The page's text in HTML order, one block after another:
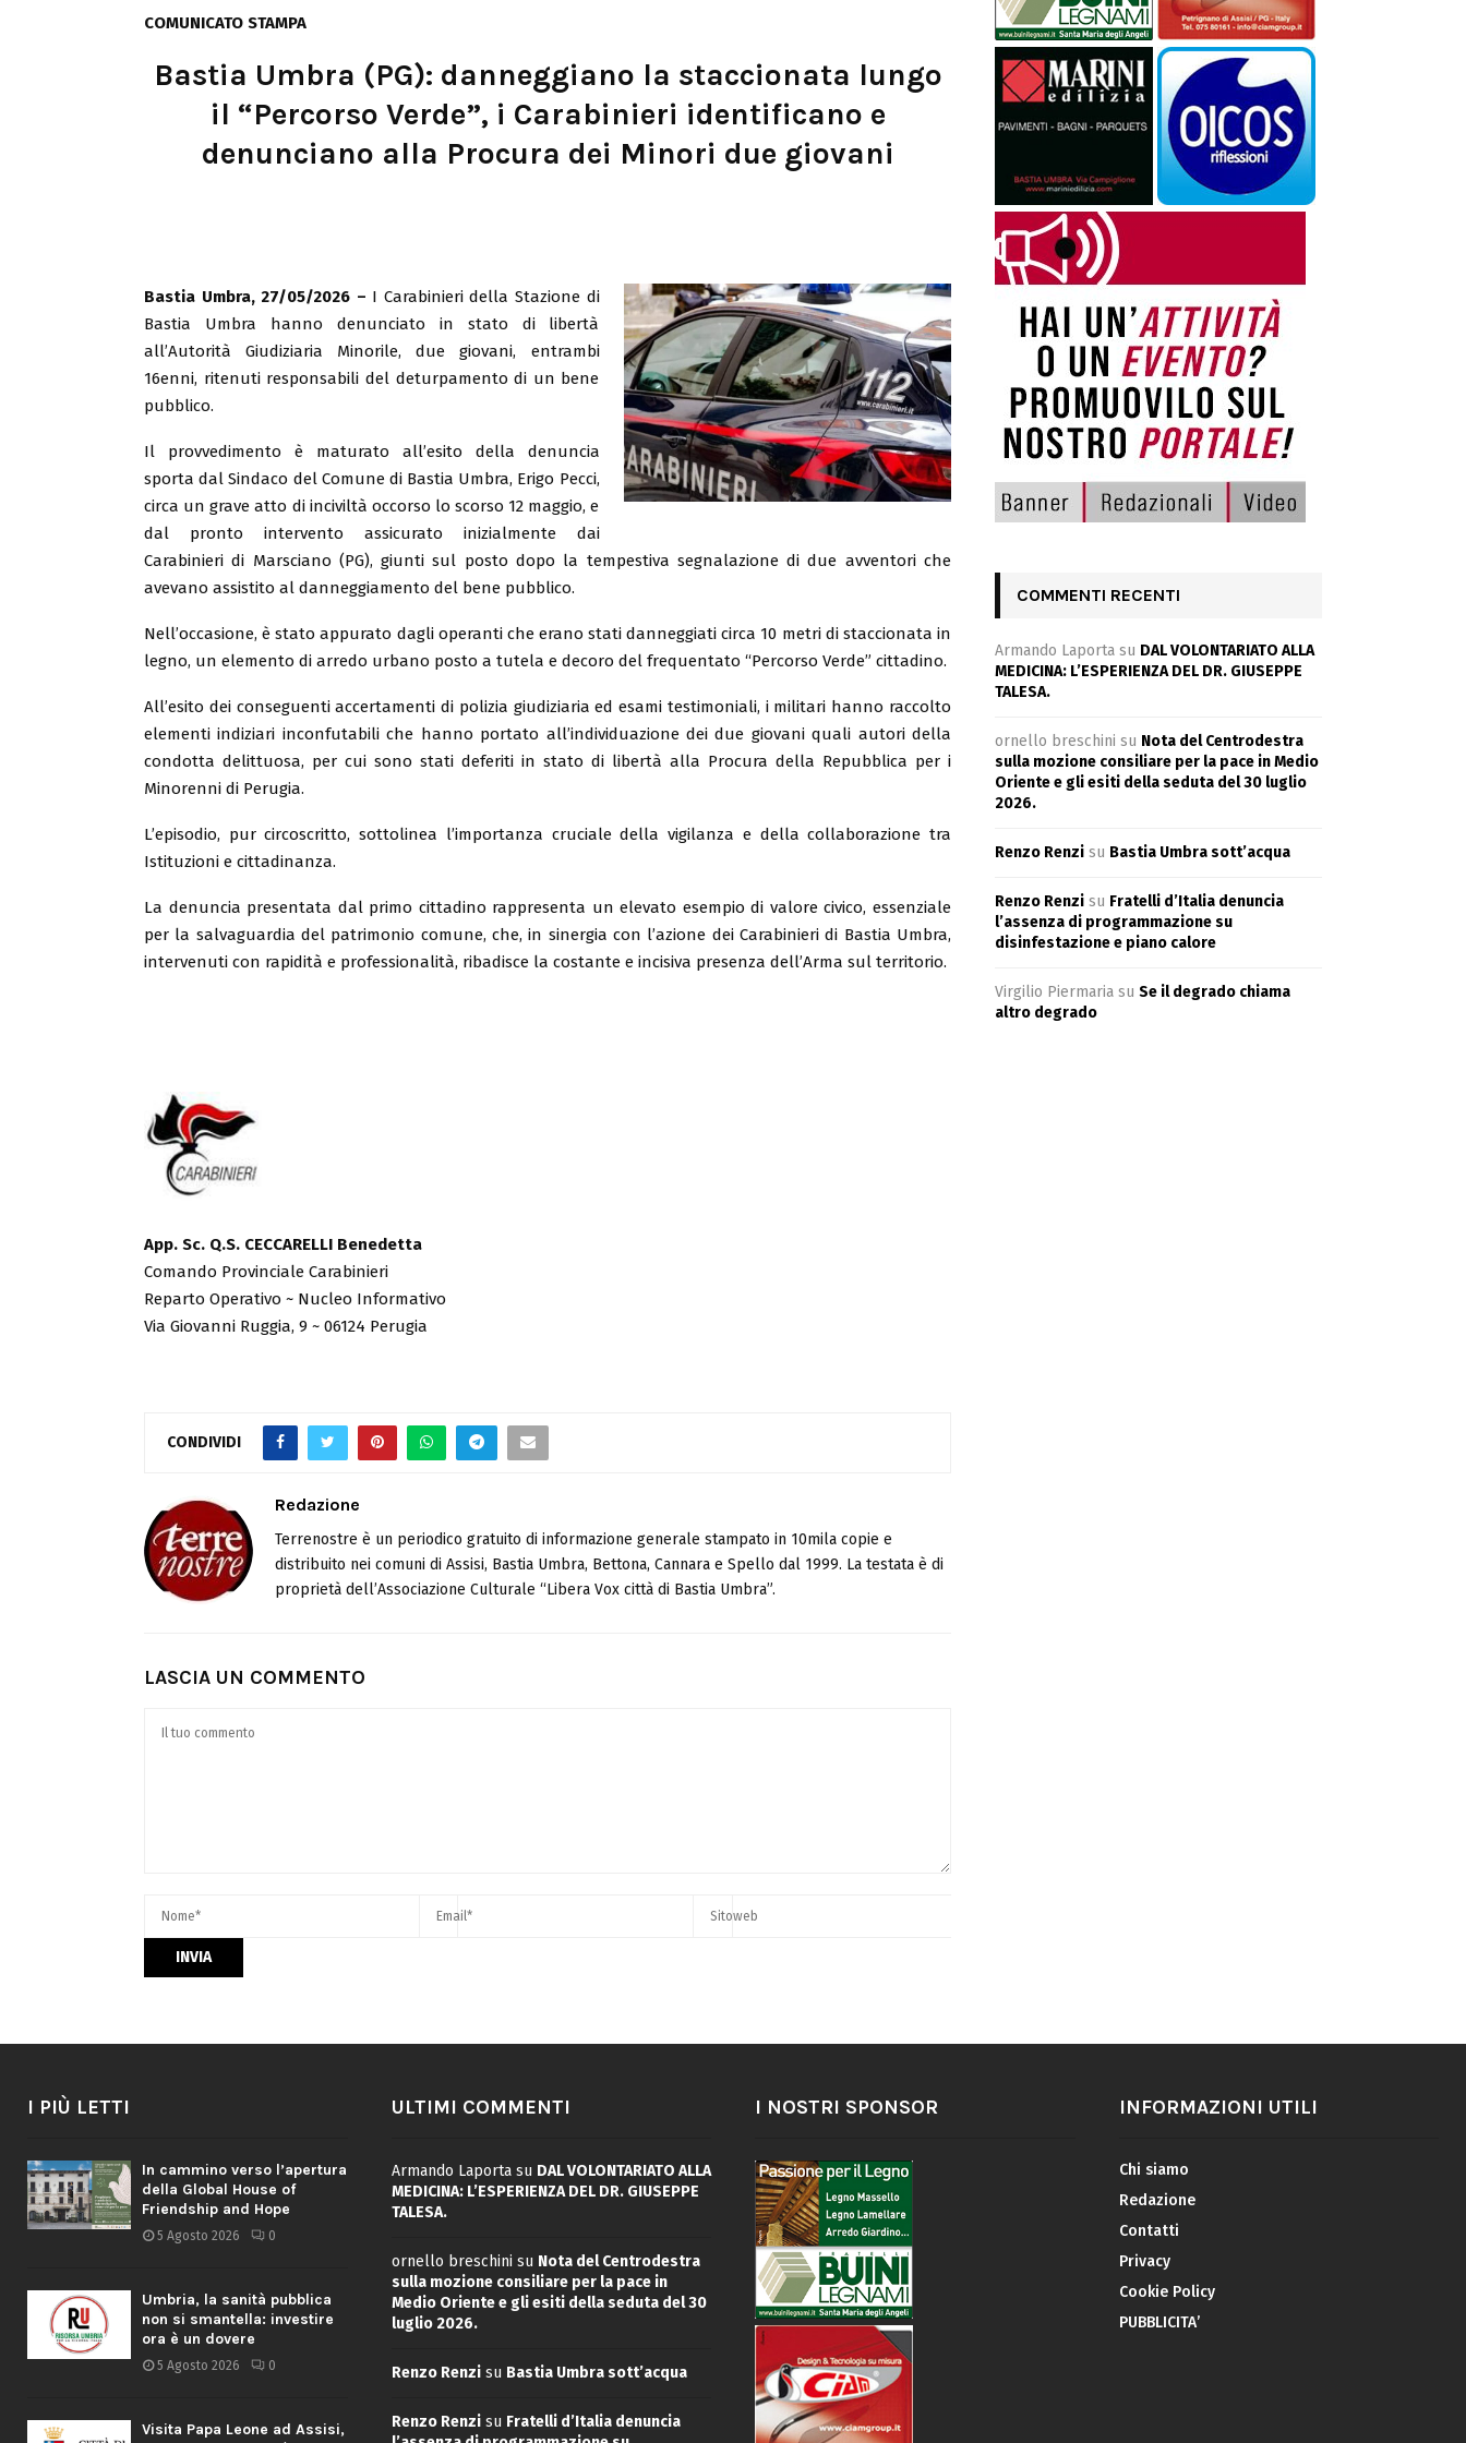
COMUNICATO STAMPA
Bastia Umbra (PG): danneggiano la staccionata lungo
il “Percorso Verde”, i Carabinieri identificano e
denunciano alla Procura dei Minori due giovani
Bastia Umbra, 27/05/2026 – I Carabinieri della Stazione di
Bastia Umbra hanno denunciato in stato di libertà
all’Autorità Giudiziaria Minorile, due giovani, entrambi
16enni, ritenuti responsabili del deturpamento di un bene
pubblico.
Il provvedimento è maturato all’esito della denuncia
sporta dal Sindaco del Comune di Bastia Umbra, Erigo Pecci,
circa un grave atto di inciviltà occorso lo scorso 12 maggio, e
dal pronto intervento assicurato inizialmente dai
Carabinieri di Marsciano (PG), giunti sul posto dopo la tempestiva segnalazione di due avventori che
avevano assistito al danneggiamento del bene pubblico.
Nell’occasione, è stato appurato dagli operanti che erano stati danneggiati circa 10 metri di staccionata in
legno, un elemento di arredo urbano posto a tutela e decoro del frequentato “Percorso Verde” cittadino.
All’esito dei conseguenti accertamenti di polizia giudiziaria ed esami testimoniali, i militari hanno raccolto
elementi indiziari inconfutabili che hanno portato all’individuazione dei due giovani quali autori della
condotta delittuosa, per cui sono stati deferiti in stato di libertà alla Procura della Repubblica per i
Minorenni di Perugia.
L’episodio, pur circoscritto, sottolinea l’importanza cruciale della vigilanza e della collaborazione tra
Istituzioni e cittadinanza.
La denuncia presentata dal primo cittadino rappresenta un elevato esempio di valore civico, essenziale
per la salvaguardia del patrimonio comune, che, in sinergia con l’azione dei Carabinieri di Bastia Umbra,
intervenuti con rapidità e professionalità, ribadisce la costante e incisiva presenza dell’Arma sul territorio.
App. Sc. Q.S. CECCARELLI Benedetta
Comando Provinciale Carabinieri
Reparto Operativo ~ Nucleo Informativo
Via Giovanni Ruggia, 9 ~ 06124 Perugia
CONDIVIDI
Redazione
Terrenostre è un periodico gratuito di informazione generale stampato in 10mila copie e
distribuito nei comuni di Assisi, Bastia Umbra, Bettona, Cannara e Spello dal 1999. La testata è di
proprietà dell’Associazione Culturale “Libera Vox città di Bastia Umbra”.
LASCIA UN COMMENTO
COMMENTI RECENTI
Armando Laporta su DAL VOLONTARIATO ALLA
MEDICINA: L’ESPERIENZA DEL DR. GIUSEPPE
TALESA.
ornello breschini su Nota del Centrodestra
sulla mozione consiliare per la pace in Medio
Oriente e gli esiti della seduta del 30 luglio
2026.
Renzo Renzi su Bastia Umbra sott’acqua
Renzo Renzi su Fratelli d’Italia denuncia
l’assenza di programmazione su
disinfestazione e piano calore
Virgilio Piermaria su Se il degrado chiama
altro degrado
I PIÙ LETTI
In cammino verso l’apertura
della Global House of
Friendship and Hope
5 Agosto 2026 0
Umbria, la sanità pubblica
non si smantella: investire
ora è un dovere
5 Agosto 2026 0
Visita Papa Leone ad Assisi,
ULTIMI COMMENTI
Armando Laportasu DAL VOLONTARIATO ALLA
MEDICINA: L’ESPERIENZA DEL DR. GIUSEPPE
TALESA.
ornello breschini su Nota del Centrodestra
sulla mozione consiliare per la pace in
Medio Oriente e gli esiti della seduta del 30
luglio 2026.
Renzo Renzisu Bastia Umbra sott’acqua
Renzo Renzisu Fratelli d’Italia denuncia
I NOSTRI SPONSOR INFORMAZIONI UTILI
Chi siamo
Redazione
Contatti
Privacy
Cookie Policy
PUBBLICITA’